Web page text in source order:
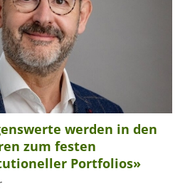
werden in den
zum festen
Portfolios»